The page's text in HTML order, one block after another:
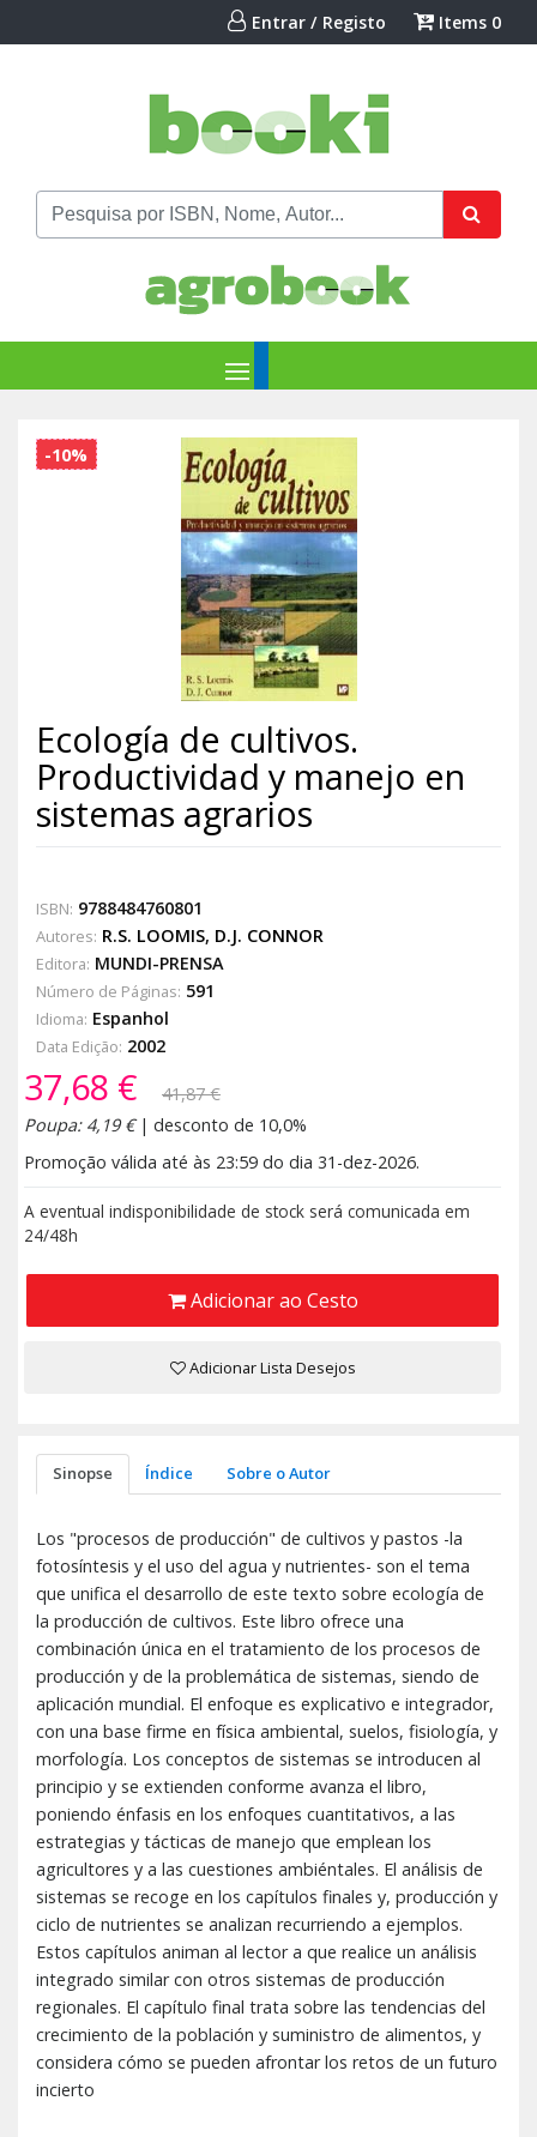
Entrar / Registo Items 0
-10%
Ecología de cultivos.
Productividad y manejo en
sistemas agrarios
ISBN: 9788484760801
Autores: R.S. LOOMIS, D.J. CONNOR
Editora: MUNDI-PRENSA
Número de Páginas: 591
Idioma: Espanhol
Data Edição: 2002
37,68 €
41,87 €
Poupa: 4,19 €| desconto de 10,0%
Promoção válida até às 23:59 do dia 31-dez-2026.
A eventual indisponibilidade de stock será comunicada em
24/48h
Adicionar ao Cesto
Adicionar Lista Desejos
Sinopse Índice Sobre o Autor
Los "procesos de producción" de cultivos y pastos -la
fotosíntesis y el uso del agua y nutrientes- son el tema
que unifica el desarrollo de este texto sobre ecología de
la producción de cultivos. Este libro ofrece una
combinación única en el tratamiento de los procesos de
producción y de la problemática de sistemas, siendo de
aplicación mundial. El enfoque es explicativo e integrador,
con una base firme en física ambiental, suelos, fisiología, y
morfología. Los conceptos de sistemas se introducen al
principio y se extienden conforme avanza el libro,
poniendo énfasis en los enfoques cuantitativos, a las
estrategias y tácticas de manejo que emplean los
agricultores y a las cuestiones ambiéntales. El análisis de
sistemas se recoge en los capítulos finales y, producción y
ciclo de nutrientes se analizan recurriendo a ejemplos.
Estos capítulos animan al lector a que realice un análisis
integrado similar con otros sistemas de producción
regionales. El capítulo final trata sobre las tendencias del
crecimiento de la población y suministro de alimentos, y
considera cómo se pueden afrontar los retos de un futuro
incierto